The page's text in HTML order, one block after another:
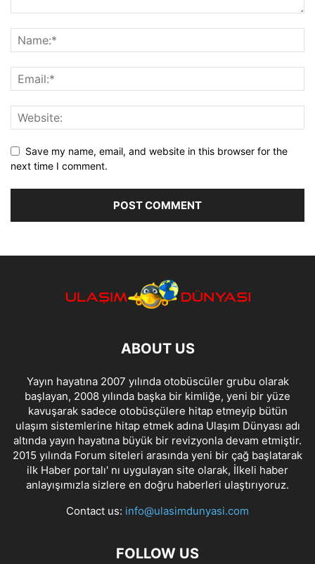
Save my name, email, and website in this browser for the
next time I comment.
ABOUT US
Yayın hayatına 2007 yılında otobüscüler grubu olarak
başlayan, 2008 yılında başka bir kimliğe, yeni bir yüze
kavuşarak sadece otobüsçülere hitap etmeyip bütün
ulaşım sistemlerine hitap etmek adına Ulaşım Dünyası adı
altında yayın hayatına büyük bir revizyonla devam etmiştir.
2015 yılında Forum siteleri arasında yeni bir çağ başlatarak
ilk Haber portalı' nı uygulayan site olarak, İlkeli haber
anlayışımızla sizlere en doğru haberleri ulaştırıyoruz.
Contact us: info@ulasimdunyasi.com
FOLLOW US